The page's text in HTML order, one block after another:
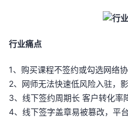
博
客
的
论
坛
我
的
圈
我
的
我
行业痛点
1、购买课程不签约或勾选网络
2、网师无法快速低风险入驻，
3、线下签约周期长 客户转化率
4、线下签字盖章易被篡改，平